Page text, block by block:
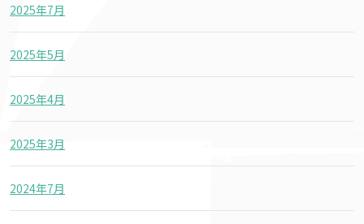
2025年7月
2025年5月
2025年4月
2025年3月
2024年7月